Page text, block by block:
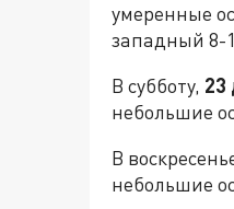
умеренные
западный 8-
В субботу, 23
небольшие
В
небольшие